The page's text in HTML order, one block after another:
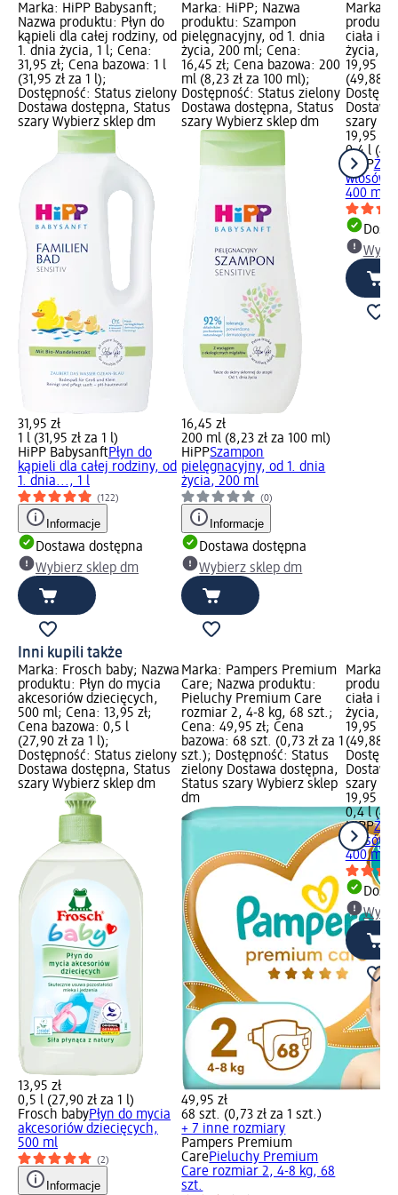
Marka: HiPP Babysanft;
Nazwa produktu: Płyn do
kąpieli dla całej rodziny, od
1. dnia życia, 1 l; Cena:
31,95 zł; Cena bazowa: 1 l
(31,95 zł za 1 l);
Dostępność: Status zielony
Dostawa dostępna, Status
szary Wybierz sklep dm
31,95 zł
1 l (31,95 zł za 1 l)
HiPP BabysanftPłyn do
kąpieli dla całej rodziny, od
1. dnia..., 1 l
(122)
Informacje
Dostawa dostępna
Wybierz sklep dm
Marka: HiPP; Nazwa
produktu: Szampon
pielęgnacyjny, od 1. dnia
życia, 200 ml; Cena:
16,45 zł; Cena bazowa: 200
ml (8,23 zł za 100 ml);
Dostępność: Status zielony
Dostawa dostępna, Status
szary Wybierz sklep dm
16,45 zł
200 ml (8,23 zł za 100 ml)
HiPPSzampon
pielęgnacyjny, od 1. dnia
życia, 200 ml
(0)
Informacje
Dostawa dostępna
Wybierz sklep dm
Marka:
ciała i
życia,
19,95
(49,88
szary
19,95 zł
0,4 l
HiPPŻel
włosów,
400 ml
Inni kupili także
Marka: Frosch baby; Nazwa
produktu: Płyn do mycia
akcesoriów dziecięcych,
500 ml; Cena: 13,95 zł;
Cena bazowa: 0,5 l
(27,90 zł za 1 l);
Dostępność: Status zielony
Dostawa dostępna, Status
szary Wybierz sklep dm
13,95 zł
0,5 l (27,90 zł za 1 l)
Frosch babyPłyn do mycia
akcesoriów dziecięcych,
500 ml
(2)
Informacje
Marka: Pampers Premium
Care; Nazwa produktu:
Pieluchy Premium Care
rozmiar 2, 4-8 kg, 68 szt.;
Cena: 49,95 zł; Cena
bazowa: 68 szt. (0,73 zł za 1
szt.); Dostępność: Status
zielony Dostawa dostępna,
Status szary Wybierz sklep
dm
49,95 zł
68 szt. (0,73 zł za 1 szt.)
+ 7 inne rozmiary
Pampers Premium
CarePieluchy Premium
Care rozmiar 2, 4-8 kg, 68
szt.
Marka:
ciała i
życia,
19,95
(49,88
szary
19,95 zł
0,4 l
HiPPŻel
400 ml